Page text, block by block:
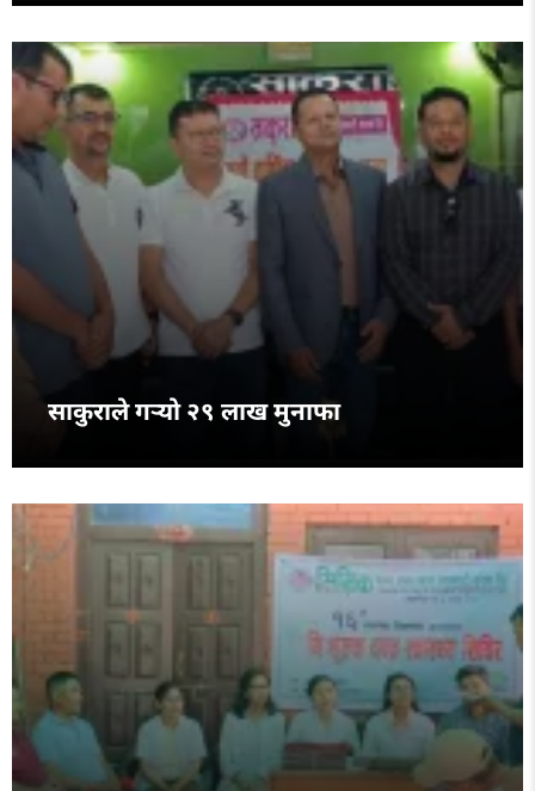
साकुराले गर्‍यो २९ लाख मुनाफा